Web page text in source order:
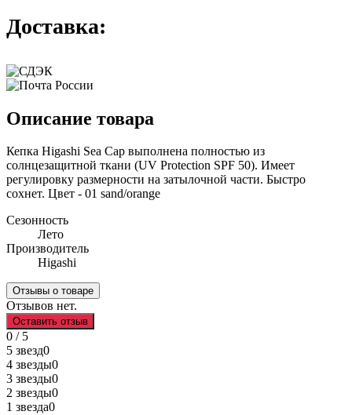
Доставка:
Описание товара
Кепка Higashi Sea Cap выполнена полностью из
солнцезащитной ткани (UV Protection SPF 50). Имеет
регулировку размерности на затылочной части. Быстро
сохнет. Цвет - 01 sand/orange
Сезонность
Лето
Производитель
Higashi
Отзывы о товаре
Отзывов нет.
Оставить отзыв
0 / 5
5 звезд0
4 звезды0
3 звезды0
2 звезды0
1 звезда0